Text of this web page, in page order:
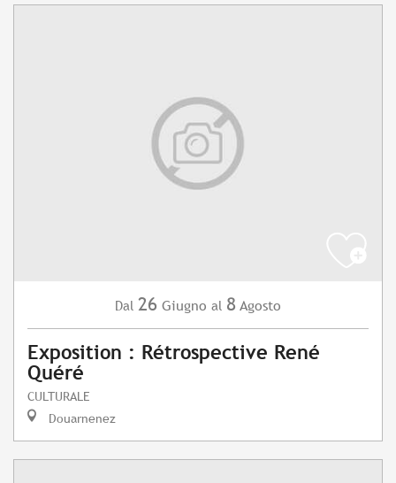
Dal 26 Giugno al 8 Agosto
Exposition : Rétrospective René
Quéré
CULTURALE
Douarnenez